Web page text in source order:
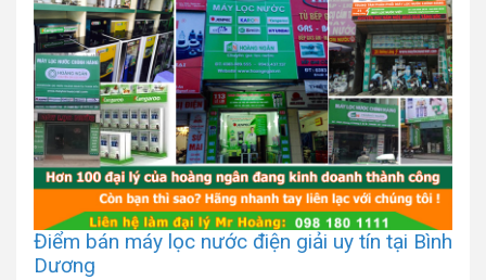
Điểm bán máy lọc nước điện giải uy tín tại Bình
Dương